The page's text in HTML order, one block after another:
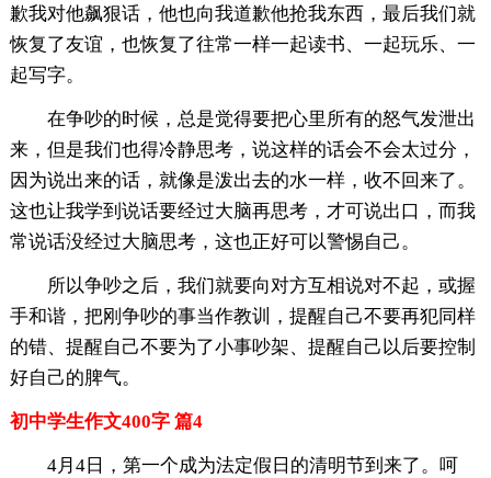
歉我对他飙狠话，他也向我道歉他抢我东西，最后我们就
恢复了友谊，也恢复了往常一样一起读书、一起玩乐、一
起写字。
在争吵的时候，总是觉得要把心里所有的怒气发泄出
来，但是我们也得冷静思考，说这样的话会不会太过分，
因为说出来的话，就像是泼出去的水一样，收不回来了。
这也让我学到说话要经过大脑再思考，才可说出口，而我
常说话没经过大脑思考，这也正好可以警惕自己。
所以争吵之后，我们就要向对方互相说对不起，或握
手和谐，把刚争吵的事当作教训，提醒自己不要再犯同样
的错、提醒自己不要为了小事吵架、提醒自己以后要控制
好自己的脾气。
初中学生作文400字 篇4
4月4日，第一个成为法定假日的清明节到来了。呵